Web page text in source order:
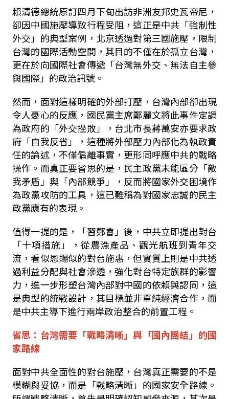
賴清德總統原訂四月下旬出訪非洲友邦史瓦帝尼，
卻因中國施壓導致行程受阻，這正是中共「強制性
外交」的典型案例，北京透過對第三國施壓，限制
台灣的國際活動空間，其目的不僅在於孤立台灣，
更在於向國際社會傳遞「台灣無外交、無法自主參
與國際」的政治訊號。
然而，面對這樣明確的外部打壓，台灣內部卻出現
令人憂心的反應，國民黨主席鄭麗文將此事件定調
為政府的「外交挫敗」，台北市長蔣萬安亦要求政
府「自我反省」，這種將外部壓力內部化為執政責
任的論述，不僅偏離事實，更形同呼應中共的戰略
操作。而真正要省思的是，民主政黨未能區分「敵
我矛盾」與「內部競爭」，反而將國家外交困境作
為政黨攻防的工具，這已難稱為對國家忠誠的民主
政黨應有的表現。
值得一提的是，「習鄭會」後，中共立即提出對台
「十項措施」，從農漁產品、觀光航班到青年交
流，看似恩賜似的對台施惠，但實質上則是中共透
過利益分配與社會滲透，強化對台特定族群的影響
力，進一步形塑台灣內部對中國的依賴與認同，這
是典型的統戰設計，其目標並非單純經濟合作，而
是中共主導下進行兩岸政治整合的前置工程。
省思：台灣需要「戰略清晰」與「國內團結」的國
家路線
面對中共全面性的對台施壓，台灣真正需要的不是
模糊與妥協，而是「戰略清晰」的國家安全路線。